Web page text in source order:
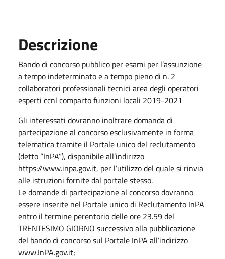
Descrizione
Bando di concorso pubblico per esami per l’assunzione
a tempo indeterminato e a tempo pieno di n. 2
collaboratori professionali tecnici area degli operatori
esperti ccnl comparto funzioni locali 2019-2021
Gli interessati dovranno inoltrare domanda di
partecipazione al concorso esclusivamente in forma
telematica tramite il Portale unico del reclutamento
(detto “InPA”), disponibile all’indirizzo
https://www.inpa.gov.it, per l’utilizzo del quale si rinvia
alle istruzioni fornite dal portale stesso.
Le domande di partecipazione al concorso dovranno
essere inserite nel Portale unico di Reclutamento InPA
entro il termine perentorio delle ore 23.59 del
TRENTESIMO GIORNO successivo alla pubblicazione
del bando di concorso sul Portale InPA all’indirizzo
www.InPA.gov.it;